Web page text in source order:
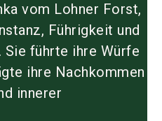
vom Lohner Forst,
Führigkeit und
Sie führte ihre Würfe
ihre Nachkommen
innerer